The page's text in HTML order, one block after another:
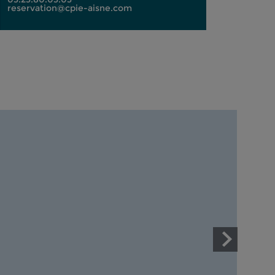
reservation@cpie-aisne.com